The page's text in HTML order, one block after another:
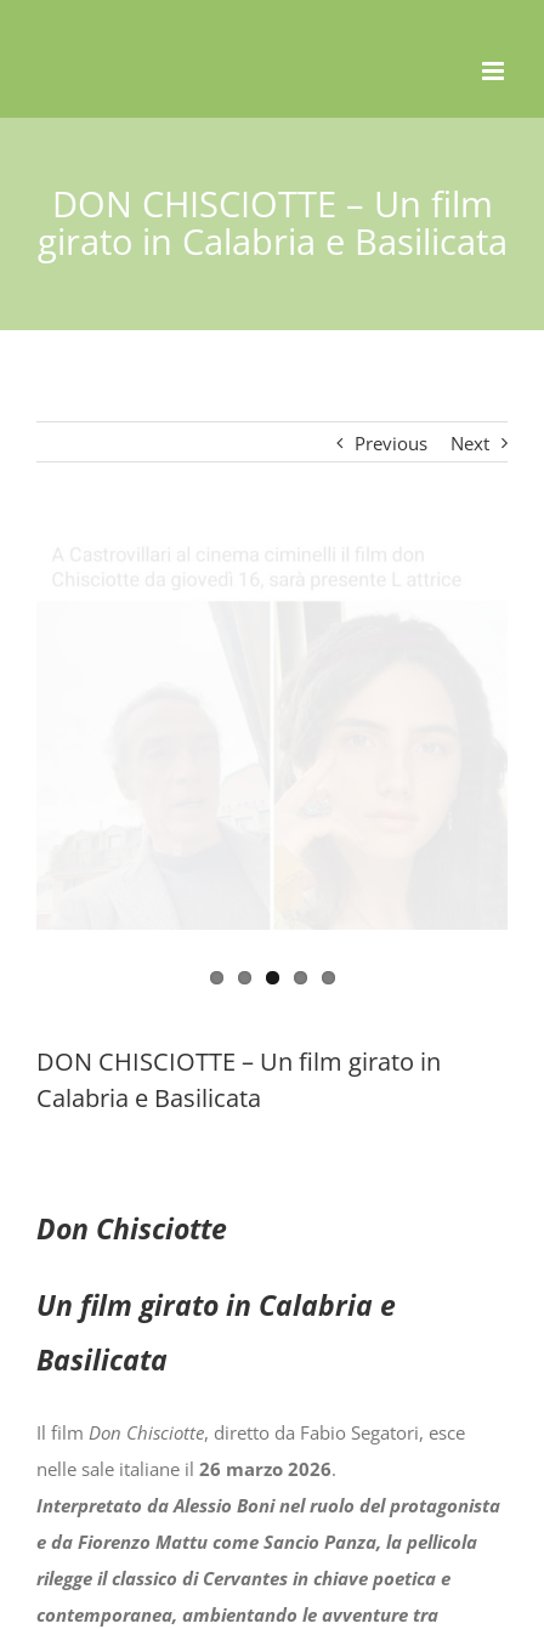
DON CHISCIOTTE – Un film
girato in Calabria e Basilicata
Previous Next
DON CHISCIOTTE – Un film girato in
Calabria e Basilicata
Don Chisciotte
Un film girato in Calabria e
Basilicata
Il film Don Chisciotte, diretto da Fabio Segatori, esce
nelle sale italiane il 26 marzo 2026.
Interpretato daAlessio Boninel ruolo del protagonista
e da Fiorenzo Mattu come Sancio Panza, la pellicola
rilegge il classico di Cervantes in chiave poetica e
contemporanea, ambientando le avventure tra